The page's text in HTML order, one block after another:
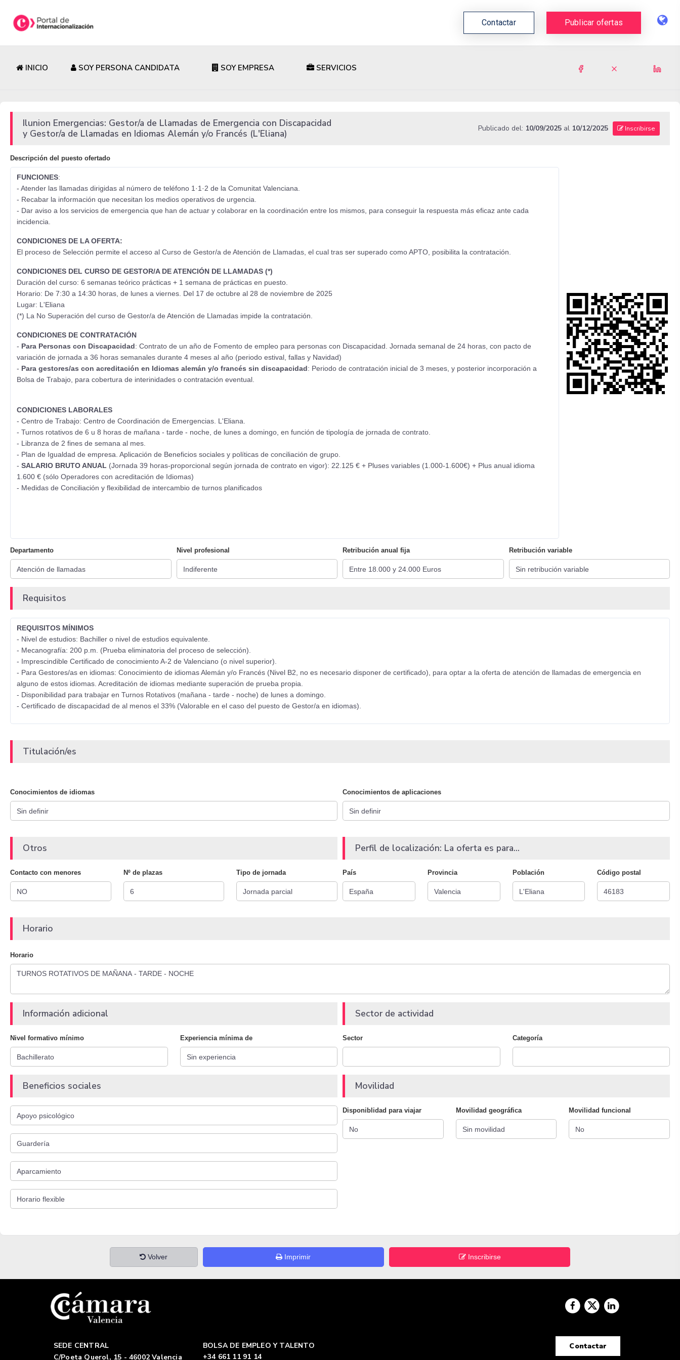
Contactar Publicar ofertas
INICIO SOY PERSONA CANDIDATA SOY EMPRESA SERVICIOS
Ilunion Emergencias: Gestor/a de Llamadas de Emergencia con Discapacidad
y Gestor/a de Llamadas en Idiomas Alemán y/o Francés (L'Eliana)
Publicado del: 10/09/2025al 10/12/2025 Inscribirse
Descripción del puesto ofertado
FUNCIONES:
- Atender las llamadas dirigidas al número de teléfono 1·1·2 de la Comunitat Valenciana.
- Recabar la información que necesitan los medios operativos de urgencia.
- Dar aviso a los servicios de emergencia que han de actuar y colaborar en la coordinación entre los mismos, para conseguir la respuesta más eficaz ante cada
incidencia.
CONDICIONES DE LA OFERTA:
El proceso de Selección permite el acceso al Curso de Gestor/a de Atención de Llamadas, el cual tras ser superado como APTO, posibilita la contratación.
CONDICIONES DEL CURSO DE GESTOR/A DE ATENCIÓN DE LLAMADAS (*)
Duración del curso: 6 semanas teórico prácticas + 1 semana de prácticas en puesto.
Horario: De 7:30 a 14:30 horas, de lunes a viernes. Del 17 de octubre al 28 de noviembre de 2025
Lugar: L'Eliana
(*) La No Superación del curso de Gestor/a de Atención de Llamadas impide la contratación.
CONDICIONES DE CONTRATACIÓN
- Para Personas con Discapacidad: Contrato de un año de Fomento de empleo para personas con Discapacidad. Jornada semanal de 24 horas, con pacto de
variación de jornada a 36 horas semanales durante 4 meses al año (periodo estival, fallas y Navidad)
- Para gestores/as con acreditación en Idiomas alemán y/o francés sin discapacidad: Periodo de contratación inicial de 3 meses, y posterior incorporación a
Bolsa de Trabajo, para cobertura de interinidades o contratación eventual.
CONDICIONES LABORALES
- Centro de Trabajo: Centro de Coordinación de Emergencias. L'Eliana.
- Turnos rotativos de 6 u 8 horas de mañana - tarde - noche, de lunes a domingo, en función de tipología de jornada de contrato.
- Libranza de 2 fines de semana al mes.
- Plan de Igualdad de empresa. Aplicación de Beneficios sociales y políticas de conciliación de grupo.
- SALARIO BRUTO ANUAL (Jornada 39 horas-proporcional según jornada de contrato en vigor): 22.125 € + Pluses variables (1.000-1.600€) + Plus anual idioma
1.600 € (sólo Operadores con acreditación de Idiomas)
- Medidas de Conciliación y flexibilidad de intercambio de turnos planificados
Departamento Nivel profesional Retribución anual fija Retribución variable
Requisitos
REQUISITOS MÍNIMOS
- Nivel de estudios: Bachiller o nivel de estudios equivalente.
- Mecanografía: 200 p.m. (Prueba eliminatoria del proceso de selección).
- Imprescindible Certificado de conocimiento A-2 de Valenciano (o nivel superior).
- Para Gestores/as en idiomas: Conocimiento de idiomas Alemán y/o Francés (Nivel B2, no es necesario disponer de certificado), para optar a la oferta de atención de llamadas de emergencia en
alguno de estos idiomas. Acreditación de idiomas mediante superación de prueba propia.
- Disponibilidad para trabajar en Turnos Rotativos (mañana - tarde - noche) de lunes a domingo.
- Certificado de discapacidad de al menos el 33% (Valorable en el caso del puesto de Gestor/a en idiomas).
Titulación/es
Conocimientos de idiomas Conocimientos de aplicaciones
Otros
Contacto con menores Nº de plazas Tipo de jornada
Perfil de localización: La oferta es para...
País Provincia Población Código postal
Horario
Horario
Información adicional
Nivel formativo mínimo Experiencia mínima de
Sector de actividad
Sector Categoría
Beneficios sociales Movilidad
Disponiblidad para viajar Movilidad geográfica Movilidad funcional
Volver Imprimir Inscribirse
SEDE CENTRAL
C/Poeta Querol, 15 - 46002 Valencia
BOLSA DE EMPLEO Y TALENTO
+34 661 11 91 14
Contactar